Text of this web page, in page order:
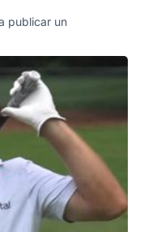
publicar un